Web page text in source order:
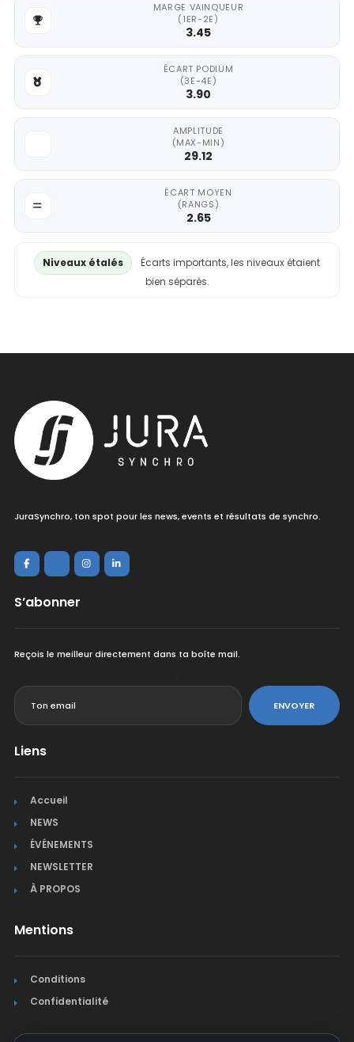
MARGE VAINQUEUR
(1ER-2E)
3.45
ÉCART PODIUM
(3E-4E)
3.90
AMPLITUDE
(MAX-MIN)
29.12
ÉCART MOYEN
(RANGS)
2.65
Niveaux étalés
Écarts importants, les niveaux étaient
bien séparés.
JuraSynchro, ton spot pour les news, events et résultats de synchro.
S’abonner
Reçois le meilleur directement dans ta boîte mail.
ENVOYER
Liens
Accueil
NEWS
ÉVÉNEMENTS
NEWSLETTER
À PROPOS
Mentions
Conditions
Confidentialité